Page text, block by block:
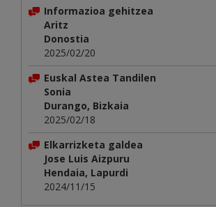
Informazioa gehitzea
Aritz
Donostia
2025/02/20
Euskal Astea Tandilen
Sonia
Durango, Bizkaia
2025/02/18
Elkarrizketa galdea
Jose Luis Aizpuru
Hendaia, Lapurdi
2024/11/15